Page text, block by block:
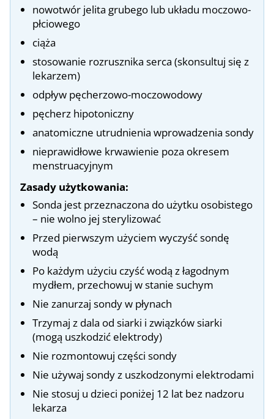
nowotwór jelita grubego lub układu moczowo-
płciowego
ciąża
stosowanie rozrusznika serca (skonsultuj się z
lekarzem)
odpływ pęcherzowo-moczowodowy
pęcherz hipotoniczny
anatomiczne utrudnienia wprowadzenia sondy
nieprawidłowe krwawienie poza okresem
menstruacyjnym
Zasady użytkowania:
Sonda jest przeznaczona do użytku osobistego
– nie wolno jej sterylizować
Przed pierwszym użyciem wyczyść sondę
wodą
Po każdym użyciu czyść wodą z łagodnym
mydłem, przechowuj w stanie suchym
Nie zanurzaj sondy w płynach
Trzymaj z dala od siarki i związków siarki
(mogą uszkodzić elektrody)
Nie rozmontowuj części sondy
Nie używaj sondy z uszkodzonymi elektrodami
Nie stosuj u dzieci poniżej 12 lat bez nadzoru
lekarza